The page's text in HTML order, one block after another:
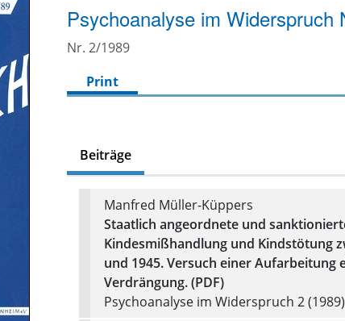
Psychoanalyse im Widerspruch
Nr. 2/1989
Print
Beiträge
Manfred Müller-Küppers
Staatlich angeordnete und
Kindesmißhandlung und Kindstötung
und 1945. Versuch einer Aufarbeitung
Verdrängung. (PDF)
Psychoanalyse im Widerspruch 2